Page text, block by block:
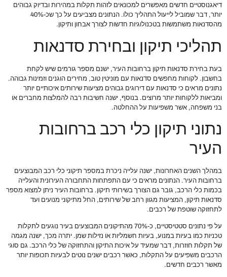
דיאגנוסטיים חדשים מאפשרים למכונאים לזהות תקלות במהירות ובדיוק גבוהים
יותר, דבר שמוביל לייעול התהליך כולו. הנתונים מצביעים על כך שכ-40%
מהסדנאות משתמשות בטכנולוגיות חדשות לצורך אבחון ותיקון.
תהליכי תיקון ובחירת סדנאות
בעת בחירת סדנאות תיקון ברחובות העיר, ישנם מספר גורמים שיש לקחת
בחשבון. לקוחות מחפשים סדנאות עם מוניטין טוב, מחירים הוגנים וזמינות גבוהה.
נתונים מראים כי סדנאות עם דירוגים גבוהים מציעות שירותים איכותיים יותר
ומביאות ללקוחות יותר מרוצים. בנוסף, ישנה חשיבות רבה להמלצות מחברים או
בני משפחה, אשר משפיעות על ההחלטה.
נתוני תיקון כלי רכב ברחובות
העיר
במהלך השנים האחרונות, ישנה עלייה ניכרת במספר תיקוני כלי רכב המבוצעים
ברחובות העיר. הנתונים מראים כי עם התפתחות התחבורה העירונית והעלייה
בכמות כלי הרכב, גובר גם הצורך בשירותי תיקון. ברחובות העיר ניתן למצוא מספר
סדנאות תיקון, המציעות מגוון רחב של שירותים, החל מתיקוני מנועים ועד
לתחזוקה שוטפת של רכבים.
על פי נתונים סטטיסטיים, כ-70% מהתיקונים המבוצעים בעיר נוגעים לתקלות
טכניות כמו בעיות במנוע, בעיות חשמליות או נזילות שמן. יתרה מכך, ישנה מגמה
של תקלות חוזרות, דבר שמעיד על איכות התיקון והתחזוקה של כלי הרכב. גם סוגי
הרכבים משפיעים על התקלות, כאשר רכבים ישנים נוטים לבעיות תכופות יותר
מאשר רכבים חדשים.